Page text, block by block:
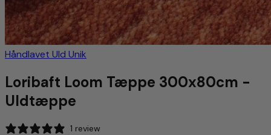
Håndlavet Uld Unik
Loribaft Loom Tæppe 300x80cm -
Uldtæppe
1 review